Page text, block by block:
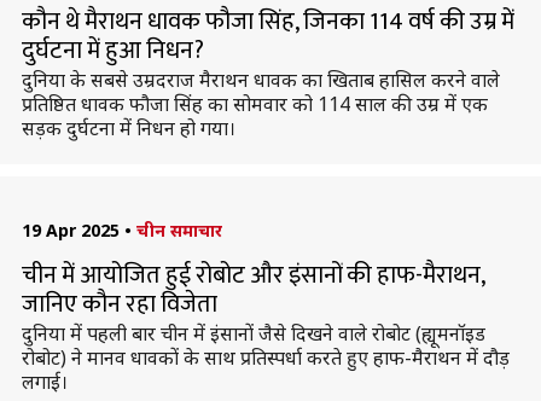
कौन थे मैराथन धावक फौजा सिंह, जिनका 114 वर्ष की उम्र में
दुर्घटना में हुआ निधन?
दुनिया के सबसे उम्रदराज मैराथन धावक का खिताब हासिल करने वाले
प्रतिष्ठित धावक फौजा सिंह का सोमवार को 114 साल की उम्र में एक
सड़क दुर्घटना में निधन हो गया।
19 Apr 2025 • चीन समाचार
चीन में आयोजित हुई रोबोट और इंसानों की हाफ-मैराथन,
जानिए कौन रहा विजेता
दुनिया में पहली बार चीन में इंसानों जैसे दिखने वाले रोबोट (ह्यूमनॉइड
रोबोट) ने मानव धावकों के साथ प्रतिस्पर्धा करते हुए हाफ-मैराथन में दौड़
लगाई।